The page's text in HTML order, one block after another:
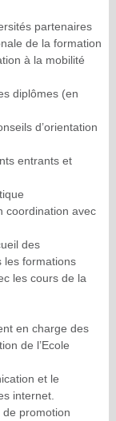
partenaires
de la formation
à la mobilité
diplômes (en
d’orientation
entrants et
coordination avec
des
les formations
les cours de la
en charge des
de l’Ecole
et le
internet.
promotion